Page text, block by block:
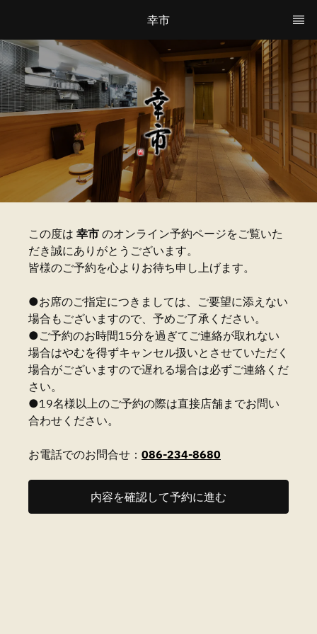
幸市
この度は 幸市 のオンライン予約ページをご覧いた
だき誠にありがとうございます。
皆様のご予約を心よりお待ち申し上げます。
●お席のご指定につきましては、ご要望に添えない
場合もございますので、予めご了承ください。
●ご予約のお時間15分を過ぎてご連絡が取れない
場合はやむを得ずキャンセル扱いとさせていただく
場合がございますので遅れる場合は必ずご連絡くだ
さい。
●19名様以上のご予約の際は直接店舗までお問い
合わせください。
お電話でのお問合せ： 086-234-8680
内容を確認して予約に進む